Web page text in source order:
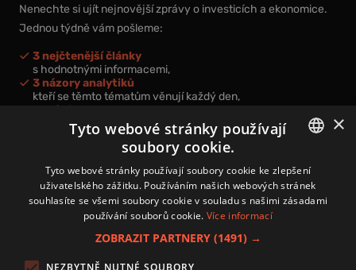
Nenechte si ujít nejnovější zprávy o investicích a ekonomice.
Jednou týdně vám pošleme:
3 nejčtenější články
s hodnotnými informacemi,
3 názory analytiků
kteří se těmto tématům věnují každý den,
nová videa a podcasty
k prohloubení vašich znalostí.
Přihlášením k newsletteru vyjadřujete svůj souhlas spodmínkami
zpracování osobních údajů.
CZECH
×
Tyto webové stránky používají
soubory cookie.
Tyto webové stránky používají soubory cookie ke zlepšení
uživatelského zážitku. Používáním našich webových stránek
souhlasíte se všemi soubory cookie v souladu s našimi zásadami
používání souborů cookie. Více informací
ZOBRAZIT PARTNERY (1491) →
NEZBYTNĚ NUTNÉ SOUBORY